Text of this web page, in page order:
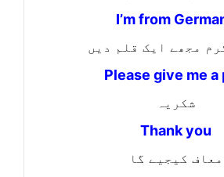
I’m from
مجھے ایک قلم دیں
Please give me a
شکریہ
Thank you
معاف کیجیے گا